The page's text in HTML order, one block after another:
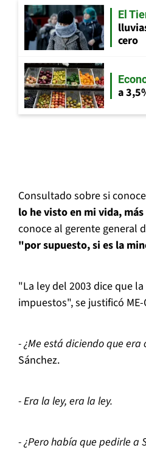
El
cero
a
Consultado sobre si
lo he visto en mi vida,
conoce al gerente general
"por supuesto, si es la
"La ley del 2003 dice que
impuestos", se justificó ME-
- ¿Me está diciendo que
Sánchez.
- Era la ley, era la ley.
- ¿Pero había que pedirle a